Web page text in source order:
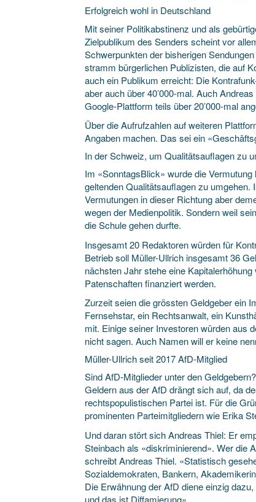
Erfolgreich wohl in Deutschland
Mit seiner Politikabstinenz und als
Zielpublikum des Senders scheint vor
Schwerpunkten der bisherigen
stramm bürgerlichen Publizisten, die auf
auch ein Publikum erreicht: Die
aber auch über 40’000-mal. Auch
Google-Plattform teils über 20’000-mal
Über die Aufrufzahlen auf weiteren
Angaben machen. Das sei ein
In der Schweiz, um Qualitätsauflagen zu
Im «SonntagsBlick» wurde die
geltenden Qualitätsauflagen zu
Vermutungen in dieser Richtung aber
wegen der Medienpolitik. Sondern weil
die Schule gehen durfte.
Insgesamt 20 Redaktoren würden für
Betrieb soll Müller-Ullrich insgesamt 36
nächsten Jahr stehe eine
Patenschaften finanziert werden.
Zurzeit seien die grössten Geldgeber ein
Fernsehstar, ein Rechtsanwalt, ein
mit. Einige seiner Investoren würden aus
nicht sagen. Auch Namen will er keine
Müller-Ullrich seit 2017 AfD-Mitglied
Sind AfD-Mitglieder unter den
Geldern aus der AfD drängt sich auf, da
rechtspopulistischen Partei ist. Für die
prominenten Parteimitgliedern wie Erika
Und daran stört sich Andreas Thiel: Er
Steinbach als «diskriminierend». Wer die
schreibt Andreas Thiel. «Statistisch
Sozialdemokraten, Bankern,
Die Erwähnung der AfD diene einzig
und das ist Diffamierung».